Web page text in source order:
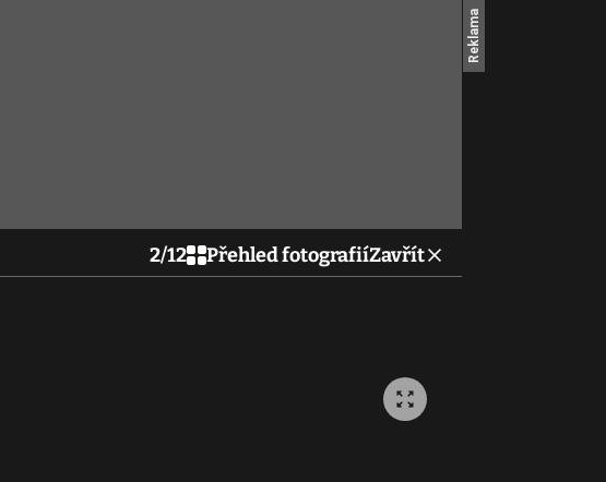
2/12 Přehled fotografiíZavřít